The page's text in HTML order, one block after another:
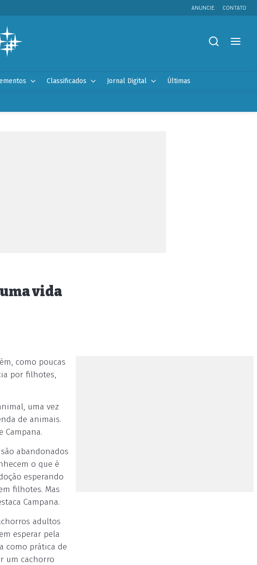
ANUNCIE CONTATO
Classificados Jornal Digital Últimas
vida
como poucas
por filhotes,
uma vez
de animais.
Campana.
abandonados
o que é
esperando
filhotes. Mas
Campana.
adultos
esperar pela
como prática de
um cachorro